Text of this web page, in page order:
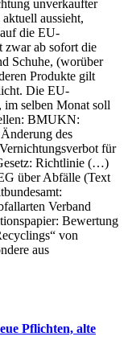
unverkaufter
aussieht,
die EU-
zwar ab sofort die
Schuhe, (worüber
Produkte gilt
Die EU-
selben Monat soll
BMUKN:
des
für
Richtlinie (…)
über Abfälle (Text
Verband
Bewertung
von
aus
Pflichten, alte